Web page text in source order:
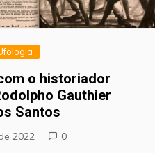
o historiador
Gauthier
Santos
2022 0